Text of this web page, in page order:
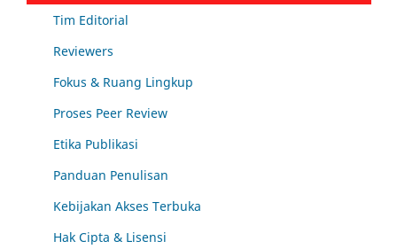
Tim Editorial
Reviewers
Fokus & Ruang Lingkup
Proses Peer Review
Etika Publikasi
Panduan Penulisan
Kebijakan Akses Terbuka
Hak Cipta & Lisensi